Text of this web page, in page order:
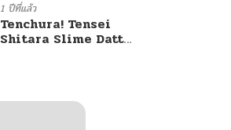
1 ปีที่แล้ว
Tenchura! Tensei
Shitara Slime Datta